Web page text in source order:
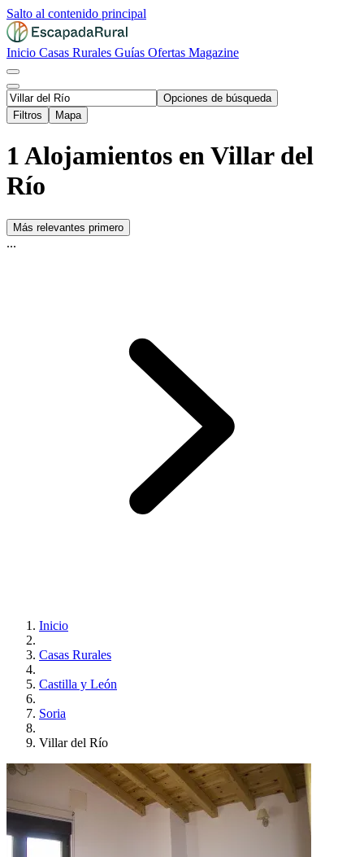
Salto al contenido principal
Inicio Casas Rurales Guías Ofertas Magazine
Opciones de búsqueda
Filtros
Mapa
1 Alojamientos en Villar del
Río
Más relevantes primero
...
Inicio
Casas Rurales
Castilla y León
Soria
Villar del Río